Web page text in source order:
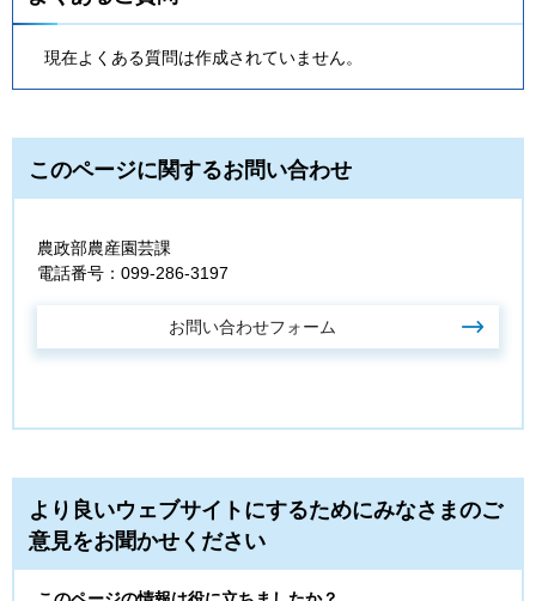
現在よくある質問は作成されていません。
このページに関するお問い合わせ
農政部農産園芸課
電話番号：099-286-3197
より良いウェブサイトにするためにみなさまのご
意見をお聞かせください